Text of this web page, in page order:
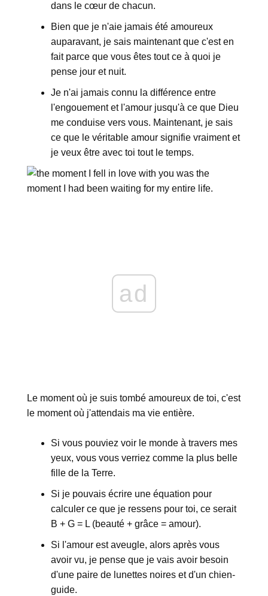
dans le cœur de chacun.
Bien que je n'aie jamais été amoureux
auparavant, je sais maintenant que c'est en
fait parce que vous êtes tout ce à quoi je
pense jour et nuit.
Je n'ai jamais connu la différence entre
l'engouement et l'amour jusqu'à ce que Dieu
me conduise vers vous. Maintenant, je sais
ce que le véritable amour signifie vraiment et
je veux être avec toi tout le temps.
ad
Le moment où je suis tombé amoureux de toi, c'est
le moment où j'attendais ma vie entière.
Si vous pouviez voir le monde à travers mes
yeux, vous vous verriez comme la plus belle
fille de la Terre.
Si je pouvais écrire une équation pour
calculer ce que je ressens pour toi, ce serait
B + G = L (beauté + grâce = amour).
Si l'amour est aveugle, alors après vous
avoir vu, je pense que je vais avoir besoin
d'une paire de lunettes noires et d'un chien-
guide.